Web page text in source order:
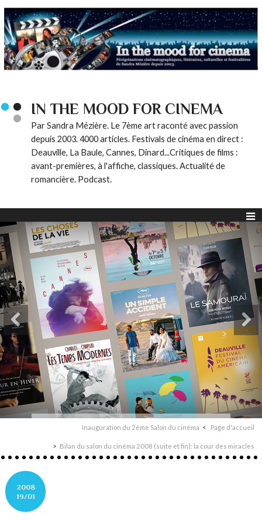
IN THE MOOD FOR CINEMA
Par Sandra Mézière. Le 7ème art raconté avec passion
depuis 2003. 4000 articles. Festivals de cinéma en direct :
Deauville, La Baule, Cannes, Dinard...Critiques de films :
avant-premières, à l'affiche, classiques. Actualité de
romancière. Podcast.
Inauguration du 2ème Salon du cinéma Page d'accueil
Bilan du salon du cinéma 2008 (suite et fin): la cour des miracles
2008
19/01